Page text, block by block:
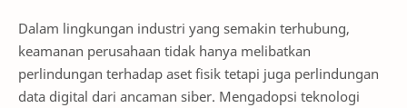
Dalam lingkungan industri yang semakin terhubung,
keamanan perusahaan tidak hanya melibatkan
perlindungan terhadap aset fisik tetapi juga perlindungan
data digital dari ancaman siber. Mengadopsi teknologi